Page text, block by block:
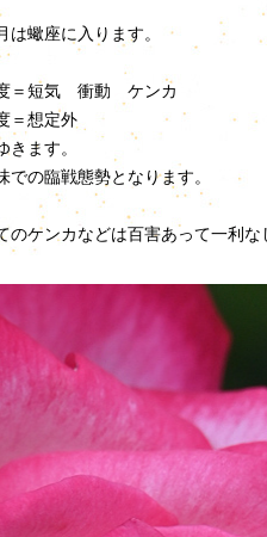
蠍座に入ります。
＝短気 衝動 ケンカ
＝想定外
きます。
の臨戦態勢となります。
のケンカなどは百害あって一利な